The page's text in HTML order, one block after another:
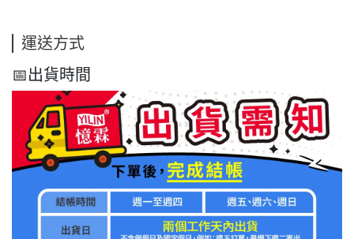
運送方式
📅出貨時間